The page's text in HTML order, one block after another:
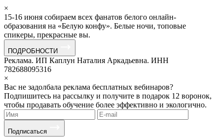
×
15-16 июня собираем всех фанатов белого онлайн-
образования на «Белую конфу». Белые ночи, топовые
спикеры, прекрасные вы.
ПОДРОБНОСТИ
Реклама. ИП Каплун Наталия Аркадьевна. ИНН
782688095316
×
Вас не задолбала реклама бесплатных вебинаров?
Подпишитесь на рассылку и получите в подарок 12 воронок,
чтобы продавать обучение более эффективно и экологично.
Подписаться